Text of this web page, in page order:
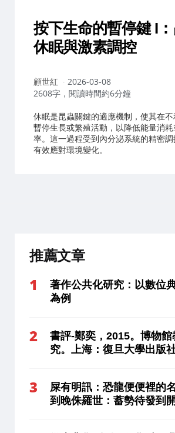
按下生命的暫停鍵 I
休眠與激素調控
作
者：
顧世紅
2026-03-08
2608字，閱讀時間約6分鐘
休眠是昆蟲關鍵的適應機制，使其在
暫停生長或繁殖活動，以降低能量消
率。這一過程受到內分泌系統的精密
有效應對環境變化。
推薦文章
著作公共化研究：以數位
為例
書評-鄭奕，2015。博物
究。上海：復旦大學出版社
屎有明訊：恐龍便便裡的
到晚侏羅世：蓄勢待發到